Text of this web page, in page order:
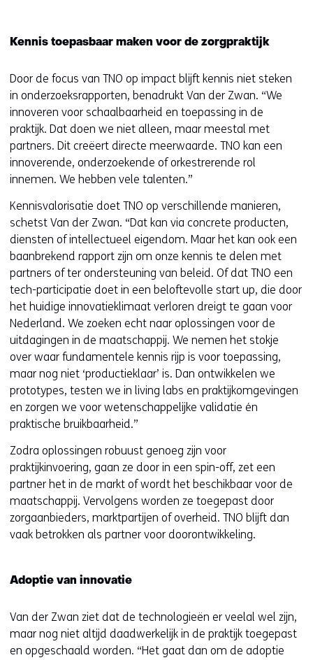
Kennis toepasbaar maken voor de zorgpraktijk
Door de focus van TNO op impact blijft kennis niet steken
in onderzoeksrapporten, benadrukt Van der Zwan. “We
innoveren voor schaalbaarheid en toepassing in de
praktijk. Dat doen we niet alleen, maar meestal met
partners. Dit creëert directe meerwaarde. TNO kan een
innoverende, onderzoekende of orkestrerende rol
innemen. We hebben vele talenten.”
Kennisvalorisatie doet TNO op verschillende manieren,
schetst Van der Zwan. “Dat kan via concrete producten,
diensten of intellectueel eigendom. Maar het kan ook een
baanbrekend rapport zijn om onze kennis te delen met
partners of ter ondersteuning van beleid. Of dat TNO een
tech-participatie doet in een beloftevolle start up, die door
het huidige innovatieklimaat verloren dreigt te gaan voor
Nederland. We zoeken echt naar oplossingen voor de
uitdagingen in de maatschappij. We nemen het stokje
over waar fundamentele kennis rijp is voor toepassing,
maar nog niet ‘productieklaar’ is. Dan ontwikkelen we
prototypes, testen we in living labs en praktijkomgevingen
en zorgen we voor wetenschappelijke validatie én
praktische bruikbaarheid.”
Zodra oplossingen robuust genoeg zijn voor
praktijkinvoering, gaan ze door in een spin-off, zet een
partner het in de markt of wordt het beschikbaar voor de
maatschappij. Vervolgens worden ze toegepast door
zorgaanbieders, marktpartijen of overheid. TNO blijft dan
vaak betrokken als partner voor doorontwikkeling.
Adoptie van innovatie
Van der Zwan ziet dat de technologieën er veelal wel zijn,
maar nog niet altijd daadwerkelijk in de praktijk toegepast
en opgeschaald worden. “Het gaat dan om de adoptie